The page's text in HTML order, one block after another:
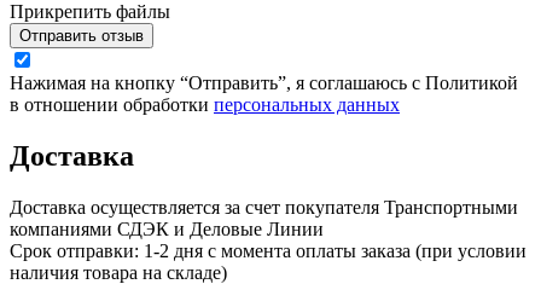
Прикрепить файлы
Отправить отзыв
Нажимая на кнопку “Отправить”, я соглашаюсь с Политикой
в отношении обработки персональных данных
Доставка
Доставка осуществляется за счет покупателя Транспортными
компаниями СДЭК и Деловые Линии
Срок отправки: 1-2 дня с момента оплаты заказа (при условии
наличия товара на складе)